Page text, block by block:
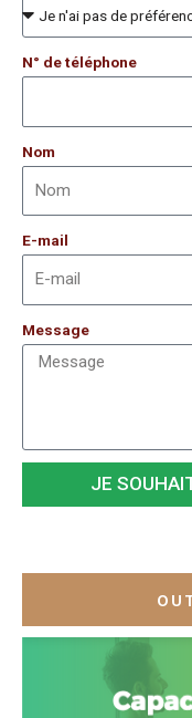
N° de téléphone
Nom
E-mail
Message
JE